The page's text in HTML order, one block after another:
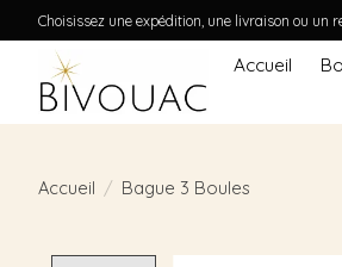
Choisissez une expédition, une livraison ou
Accueil
Accueil / Bague 3 Boules